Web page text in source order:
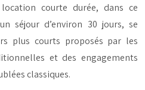
courte durée, dans ce
séjour d’environ 30 jours, se
plus courts proposés par les
et des engagements
classiques.